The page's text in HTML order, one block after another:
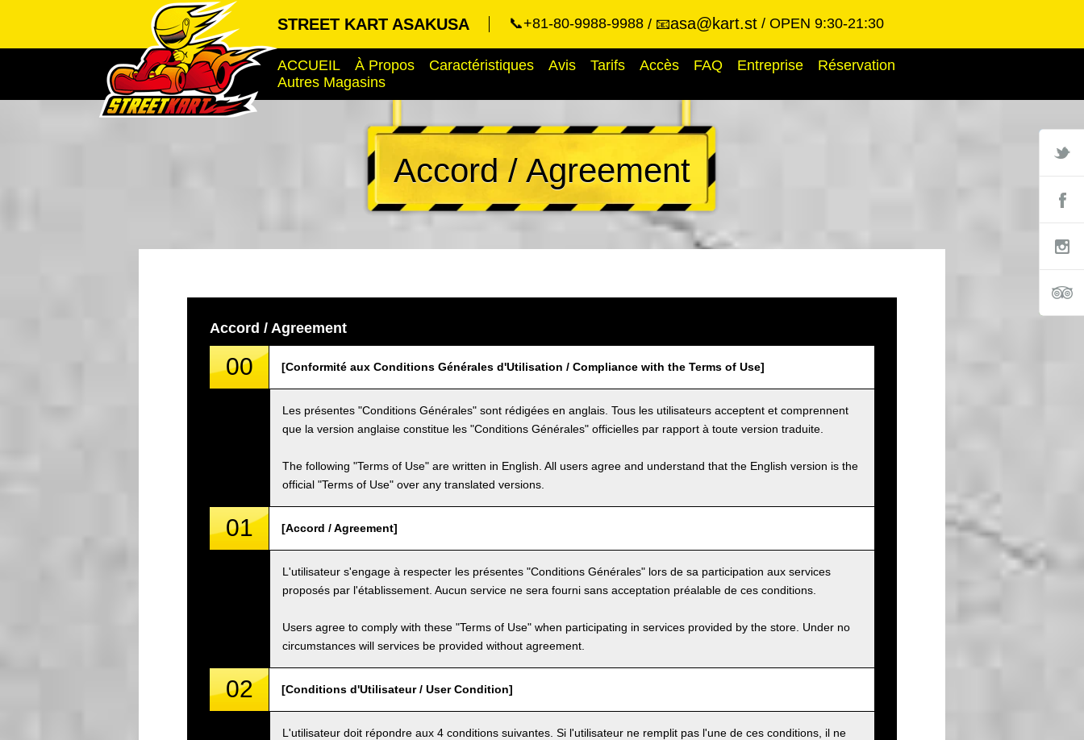
STREET KART ASAKUSA 📞+81-80-9988-9988 📧asa@kart.st OPEN 9:30-21:30
ACCUEIL À Propos Caractéristiques Avis Tarifs Accès FAQ Entreprise
Réservation
Autres Magasins
Accord / Agreement
Accord / Agreement
00 [Conformité aux Conditions Générales d'Utilisation / Compliance with the Terms of Use]
Les présentes "Conditions Générales" sont rédigées en anglais. Tous les utilisateurs acceptent et comprennent
que la version anglaise constitue les "Conditions Générales" officielles par rapport à toute version traduite.
The following "Terms of Use" are written in English. All users agree and understand that the English version is the
official "Terms of Use" over any translated versions.
01 [Accord / Agreement]
L'utilisateur s'engage à respecter les présentes "Conditions Générales" lors de sa participation aux services
proposés par l'établissement. Aucun service ne sera fourni sans acceptation préalable de ces conditions.
Users agree to comply with these "Terms of Use" when participating in services provided by the store. Under no
circumstances will services be provided without agreement.
02 [Conditions d'Utilisateur / User Condition]
L'utilisateur doit répondre aux 4 conditions suivantes. Si l'utilisateur ne remplit pas l'une de ces conditions, il ne